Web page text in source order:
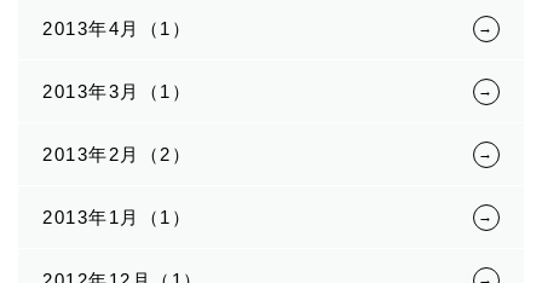
2013年4月（1）
2013年3月（1）
2013年2月（2）
2013年1月（1）